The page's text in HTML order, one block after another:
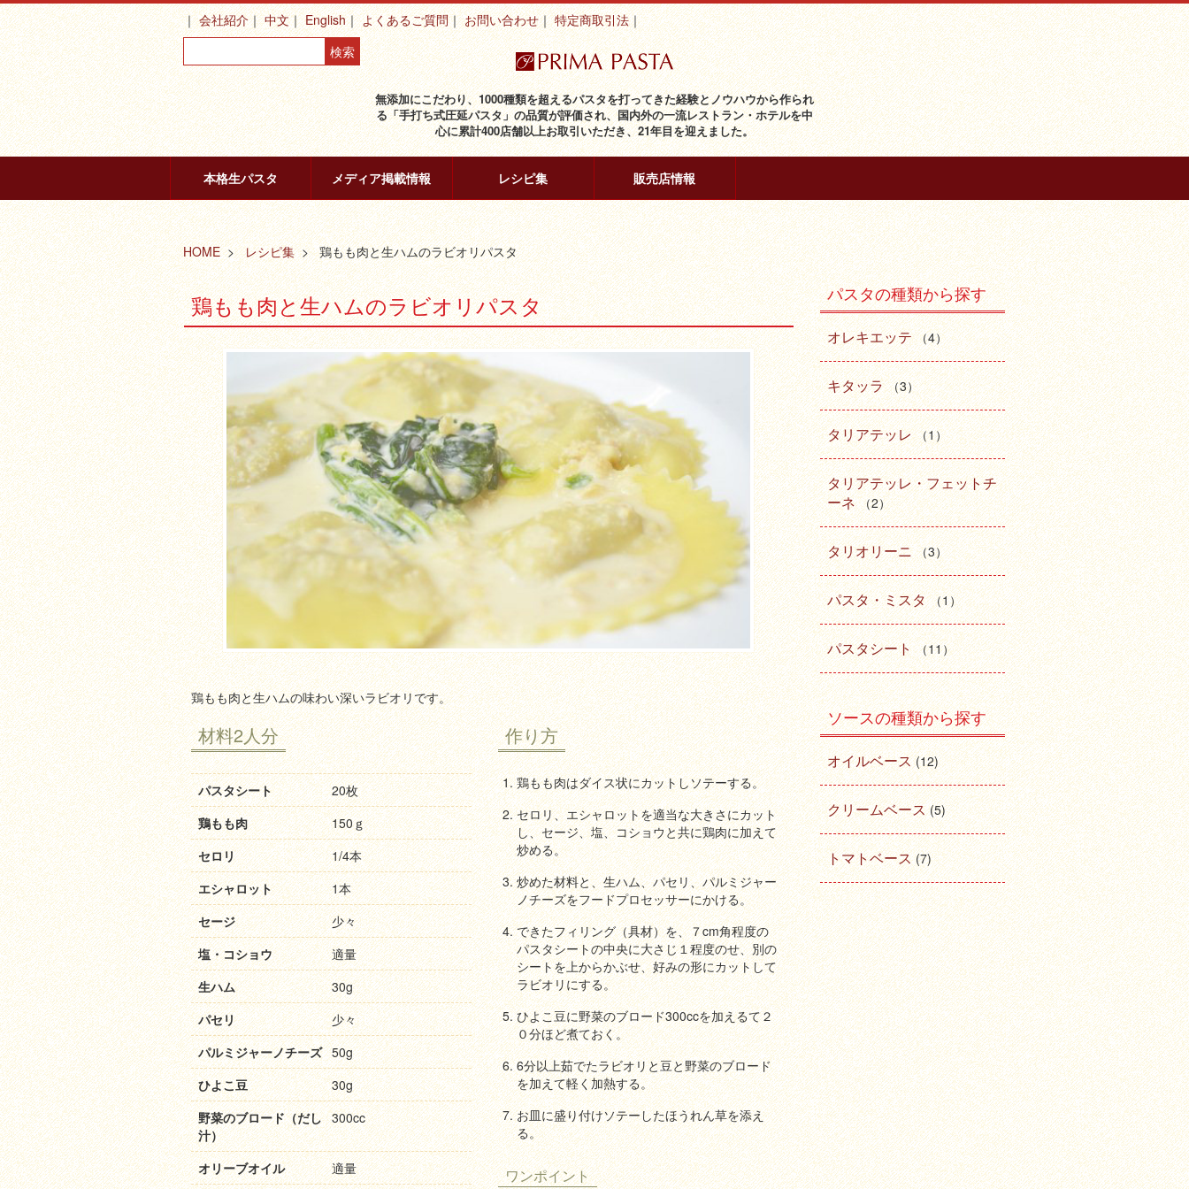
無添加にこだわり、1000種類を超えるパスタを打ってきた経験とノウハウから作られ
る「手打ち式圧延パスタ」の品質が評価され、国内外の一流レストラン・ホテルを中
心に累計400店舗以上お取引いただき、21年目を迎えました。
会社紹介 中文 English よくあるご質問 お問い合わせ 特定商取引法
本格生パスタ メディア掲載情報 レシピ集 販売店情報
HOME レシピ集 鶏もも肉と生ハムのラビオリパスタ
鶏もも肉と生ハムのラビオリパスタ
鶏もも肉と生ハムの味わい深いラビオリです。
材料2人分
パスタシート
20枚
鶏もも肉
150ｇ
セロリ
1/4本
エシャロット
1本
セージ
少々
塩・コショウ
適量
生ハム
30g
パセリ
少々
パルミジャーノチーズ 50g
ひよこ豆
30g
野菜のブロード（だし
汁）
300cc
オリーブオイル 適量
作り方
鶏もも肉はダイス状にカットしソテーする。
セロリ、エシャロットを適当な大きさにカット
し、セージ、塩、コショウと共に鶏肉に加えて
炒める。
炒めた材料と、生ハム、パセリ、パルミジャー
ノチーズをフードプロセッサーにかける。
できたフィリング（具材）を、７cm角程度の
パスタシートの中央に大さじ１程度のせ、別の
シートを上からかぶせ、好みの形にカットして
ラビオリにする。
ひよこ豆に野菜のブロード300ccを加えるて２
０分ほど煮ておく。
6分以上茹でたラビオリと豆と野菜のブロード
を加えて軽く加熱する。
お皿に盛り付けソテーしたほうれん草を添え
る。
ワンポイント
パスタの種類から探す
オレキエッテ （4）
キタッラ （3）
タリアテッレ （1）
タリアテッレ・フェットチ
ーネ （2）
タリオリーニ （3）
パスタ・ミスタ （1）
パスタシート （11）
ソースの種類から探す
オイルベース(12)
クリームベース(5)
トマトベース(7)